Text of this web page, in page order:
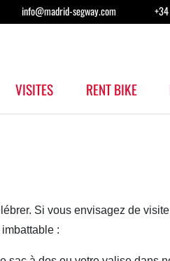
info@madrid-segway.com
VISITES RENT BIKE
Si vous envisagez de
: